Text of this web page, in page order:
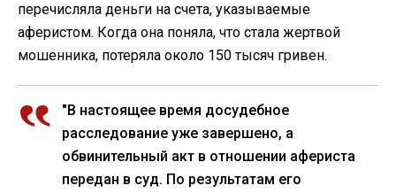
перечисляла деньги на счета, указываемые
аферистом. Когда она поняла, что стала жертвой
мошенника, потеряла около 150 тысяч гривен.
"В настоящее время досудебное
расследование уже завершено, а
обвинительный акт в отношении афериста
передан в суд. По результатам его